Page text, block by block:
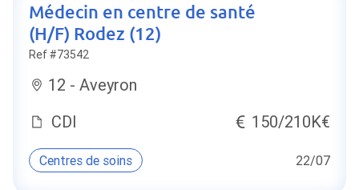
Médecin en centre de santé
(H/F) Rodez (12)
Ref #73542
12 - Aveyron
CDI
150/210K€
Centres de soins 22/07